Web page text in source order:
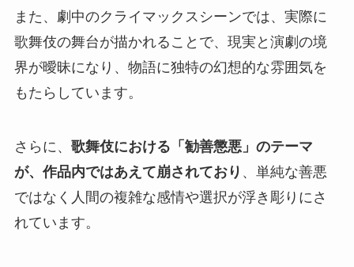
また、劇中のクライマックスシーンでは、実際に
歌舞伎の舞台が描かれることで、現実と演劇の境
界が曖昧になり、物語に独特の幻想的な雰囲気を
もたらしています。
さらに、 歌舞伎における「勧善懲悪」のテーマ
が、作品内ではあえて崩されており 、単純な善悪
ではなく人間の複雑な感情や選択が浮き彫りにさ
れています。